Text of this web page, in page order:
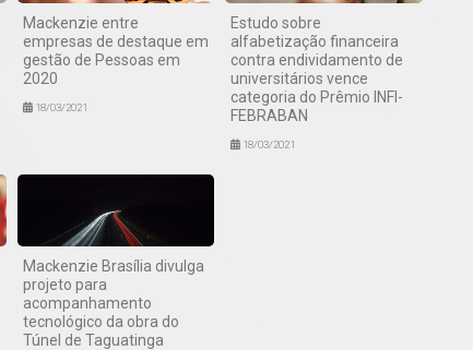
Mackenzie entre
empresas de destaque em
gestão de Pessoas em
2020
18/03/2021
Estudo sobre
alfabetização financeira
contra endividamento de
universitários vence
categoria do Prêmio INFI-
FEBRABAN
18/03/2021
Mackenzie Brasília divulga
projeto para
acompanhamento
tecnológico da obra do
Túnel de Taguatinga